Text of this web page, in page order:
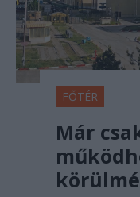
FŐTÉR
Már